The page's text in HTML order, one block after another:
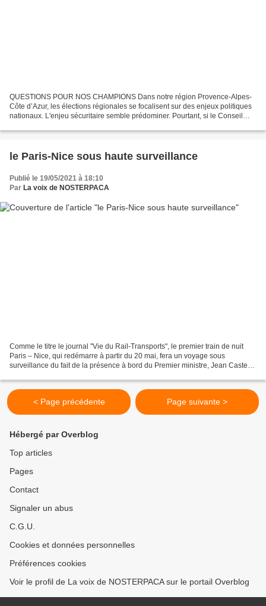
QUESTIONS POUR NOS CHAMPIONS Dans notre région Provence-Alpes-
Côte d’Azur, les élections régionales se focalisent sur des enjeux politiques
nationaux. L'enjeu sécuritaire semble prédominer. Pourtant, si le Conseil
le Paris-Nice sous haute surveillance
Publié le 19/05/2021 à 18:10
Par La voix de NOSTERPACA
Comme le titre le journal "Vie du Rail-Transports", le premier train de nuit
Paris – Nice, qui redémarre à partir du 20 mai, fera un voyage sous
surveillance du fait de la présence à bord du Premier ministre, Jean Castex,
< Page précédente Page suivante >
Hébergé par Overblog
Top articles
Pages
Contact
Signaler un abus
C.G.U.
Cookies et données personnelles
Préférences cookies
Voir le profil de La voix de NOSTERPACA sur le portail Overblog